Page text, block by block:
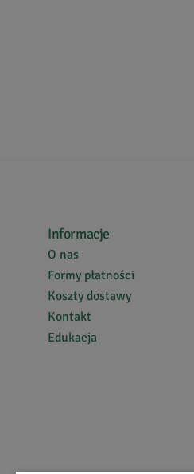
Informacje
O nas
Formy płatności
Koszty dostawy
Kontakt
Edukacja